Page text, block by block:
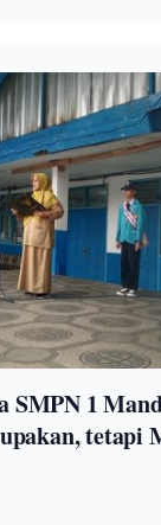
SMPN 1
tetapi